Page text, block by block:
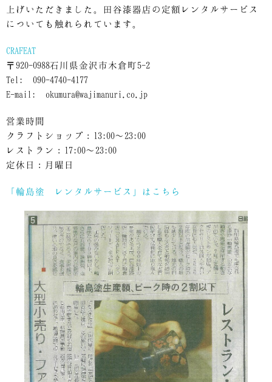
上げいただきました。田谷漆器店の定額レンタルサービス
についても触れられています。
CRAFEAT
〒920-0988石川県金沢市木倉町5-2
Tel: 090-4740-4177
E-mail: okumura@wajimanuri.co.jp
営業時間
クラフトショップ：13:00〜23:00
レストラン：17:00〜23:00
定休日：月曜日
「輪島塗 レンタルサービス」はこちら